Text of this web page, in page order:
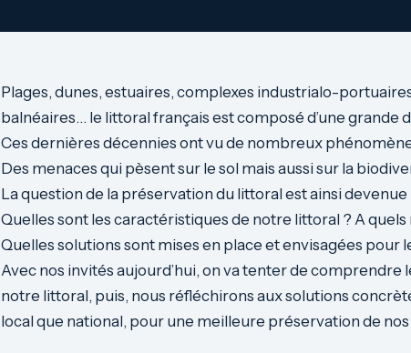
Plages, dunes, estuaires, complexes industrialo-
balnéaires… le littoral français est composé d’une grande
Ces dernières décennies ont vu de nombreux
Des menaces qui pèsent sur le sol mais aussi sur la
La question de la préservation du littoral est ainsi
Quelles sont les caractéristiques de notre littoral ? A quels
Quelles solutions sont mises en place et envisagées pour
Avec nos invités aujourd’hui, on va tenter de comprendre
notre littoral, puis, nous réfléchirons aux solutions
local que national, pour une meilleure préservation de